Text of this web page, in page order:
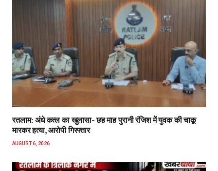
रतलाम: अंधे कत्ल का खुलासा- छह माह पुरानी रंजिश में युवक की चाकू
मारकर हत्या, आरोपी गिरफ्तार
AUGUST 6, 2026